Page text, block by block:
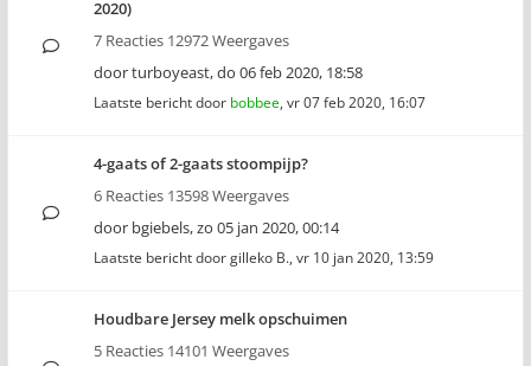
2020)
7 Reacties 12972 Weergaves
doorturboyeast,do 06 feb 2020, 18:58
Laatste bericht door bobbee, vr 07 feb 2020, 16:07
4-gaats of 2-gaats stoompijp?
6 Reacties 13598 Weergaves
door bgiebels,zo 05 jan 2020, 00:14
Laatste bericht doorgilleko B., vr 10 jan 2020, 13:59
Houdbare Jersey melk opschuimen
5 Reacties 14101 Weergaves